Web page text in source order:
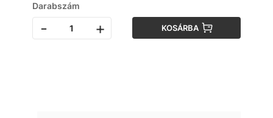
Darabszám
- + KOSÁRBA